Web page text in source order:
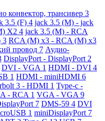
конвектор, трансивер 3
3.5 (F) 4 jack 3.5 (M) - jack
X2 4 jack 3.5 (M) - RCA
3 RCA (M) x3 - RCA (M) x3
провод 7 Аудио-
DisplayPort - DisplayPort 2
DVI - VGA 1 HDMI - DVI 4
1 HDMI - miniHDMI 6
3 - HDMI 1 Type-c -
- RCA 1 VGA - VGA 9
7 DMS-59 4 DVI
1 miniDisplayPort 7